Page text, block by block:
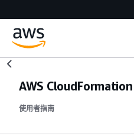
AWS CloudFormation
使用者指南